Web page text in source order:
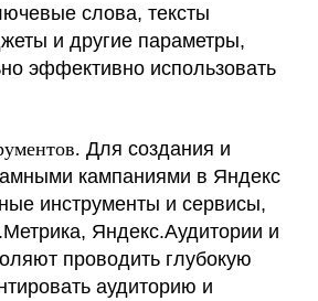
слова, тексты
и другие параметры,
эффективно использовать
Для создания и
кампаниями в Яндекс
инструменты и сервисы,
Яндекс.Аудитории и
проводить глубокую
аудиторию и